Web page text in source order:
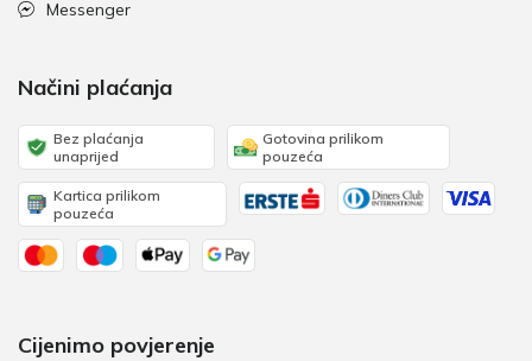
Messenger
Načini plaćanja
Bez plaćanja
unaprijed
Gotovina prilikom
pouzeća
Kartica prilikom
pouzeća
Cijenimo povjerenje